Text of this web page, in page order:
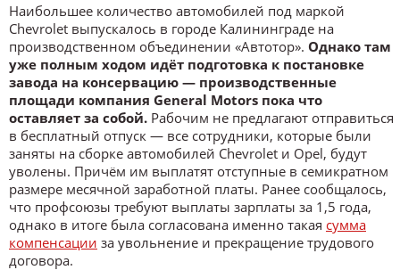
Наибольшее количество автомобилей под маркой
Chevrolet выпускалось в городе Калининграде на
производственном объединении «Автотор». Однако там
уже полным ходом идёт подготовка к постановке
завода на консервацию — производственные
площади компания General Motors пока что
оставляет за собой. Рабочим не предлагают отправиться
в бесплатный отпуск — все сотрудники, которые были
заняты на сборке автомобилей Chevrolet и Opel, будут
уволены. Причём им выплатят отступные в семикратном
размере месячной заработной платы. Ранее сообщалось,
что профсоюзы требуют выплаты зарплаты за 1,5 года,
однако в итоге была согласована именно такая сумма
компенсации за увольнение и прекращение трудового
договора.